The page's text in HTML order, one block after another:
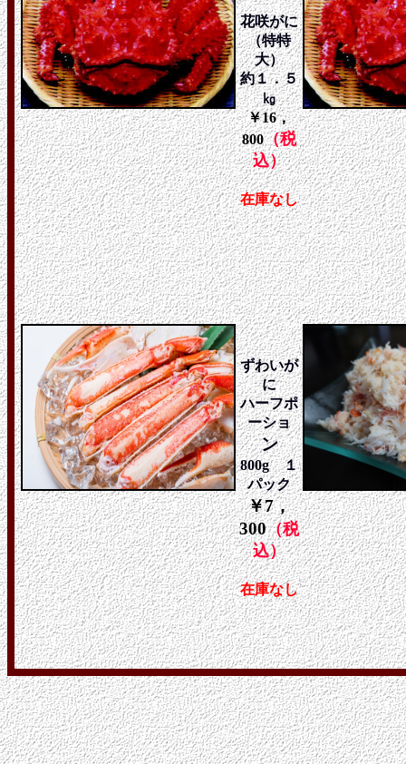
花咲がに
（特特
大）
約１．５
㎏
￥16，
800（税
込）
在庫なし
ずわいが
に
ハーフポ
ーショ
ン
800g １
パック
￥7，
300（税
込）
在庫なし